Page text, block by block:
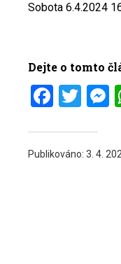
Sobota 6.4.2024
Dejte o tomto
Publikováno: 3. 4.